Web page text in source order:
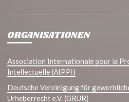
ORGANISATIONEN
Association Internationale pour la
Intellectuelle (AIPPI)
Deutsche Vereinigung für
Urheberrecht e.V. (GRUR)